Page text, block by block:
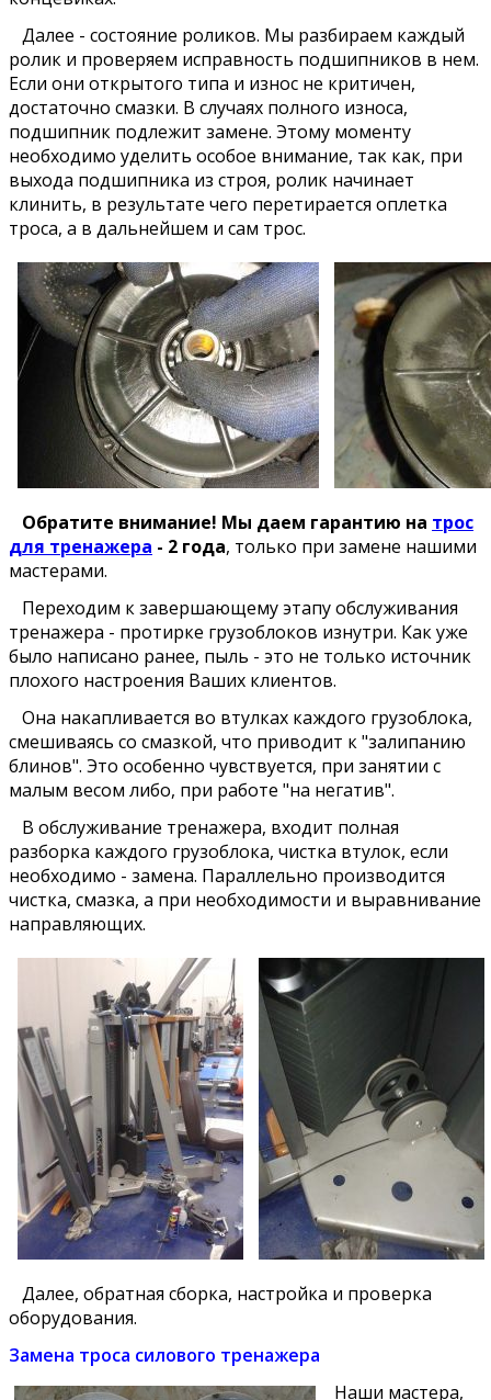
Далее - состояние роликов. Мы разбираем каждый
ролик и проверяем исправность подшипников в нем.
Если они открытого типа и износ не критичен,
достаточно смазки. В случаях полного износа,
подшипник подлежит замене. Этому моменту
необходимо уделить особое внимание, так как, при
выхода подшипника из строя, ролик начинает
клинить, в результате чего перетирается оплетка
троса, а в дальнейшем и сам трос.
Обратите внимание! Мы даем гарантию на трос
для тренажера - 2 года, только при замене нашими
мастерами.
Переходим к завершающему этапу обслуживания
тренажера - протирке грузоблоков изнутри. Как уже
было написано ранее, пыль - это не только источник
плохого настроения Ваших клиентов.
Она накапливается во втулках каждого грузоблока,
смешиваясь со смазкой, что приводит к "залипанию
блинов". Это особенно чувствуется, при занятии с
малым весом либо, при работе "на негатив".
В обслуживание тренажера, входит полная
разборка каждого грузоблока, чистка втулок, если
необходимо - замена. Параллельно производится
чистка, смазка, а при необходимости и выравнивание
направляющих.
Далее, обратная сборка, настройка и проверка
оборудования.
Замена троса силового тренажера
Наши мастера,